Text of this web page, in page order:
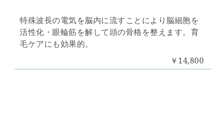
特殊波長の電気を脳内に流すことにより脳細胞を
活性化・眼輪筋を解して頭の骨格を整えます。育
毛ケアにも効果的。
￥14,800